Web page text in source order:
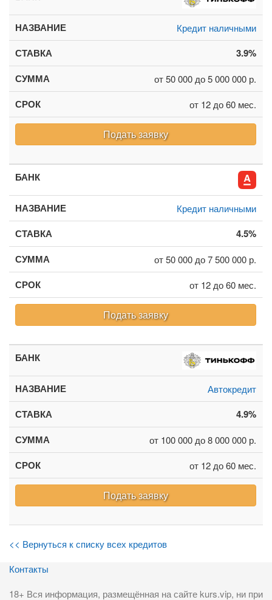
Кредит наличными
3.9%
от 50 000 до 5 000 000 р.
от 12 до 60 мес.
Подать заявку
Кредит наличными
4.5%
от 50 000 до 7 500 000 р.
от 12 до 60 мес.
Подать заявку
Автокредит
4.9%
от 100 000 до 8 000 000 р.
от 12 до 60 мес.
Подать заявку
<< Вернуться к списку всех кредитов
Контакты
18+ Вся информация, размещённая на сайте kurs.vip, ни при